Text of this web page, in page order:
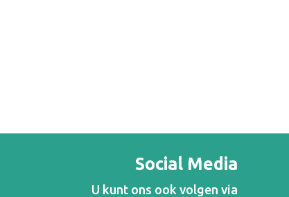
Social Media
U kunt ons ook volgen via